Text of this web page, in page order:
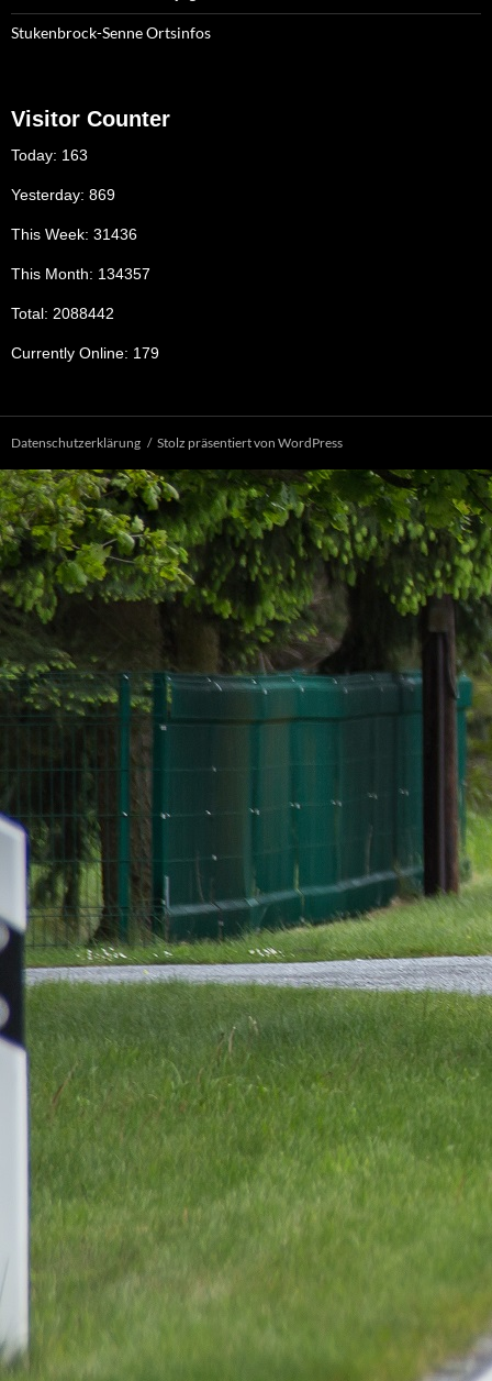
Stukenbrock-Senne Ortsinfos
Visitor Counter
Today: 163
Yesterday: 869
This Week: 31436
This Month: 134357
Total: 2088442
Currently Online: 179
Datenschutzerklärung Stolz präsentiert von WordPress